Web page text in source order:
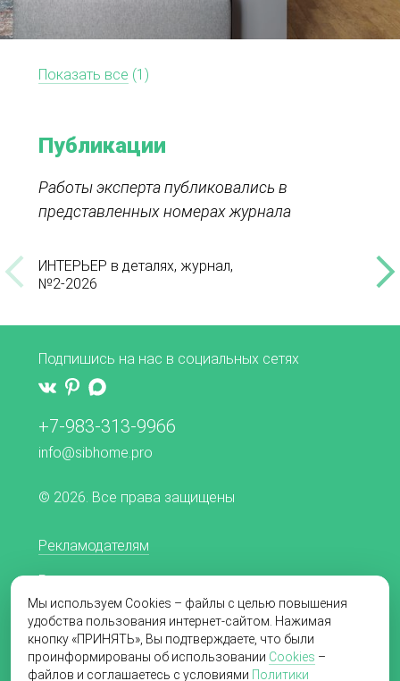
Показать все (1)
Публикации
Работы эксперта публиковались в
представленных номерах журнала
ИНТЕРЬЕР в деталях, журнал,
№2-2026
№5-
Подпишись на нас в социальных сетях
+7-983-313-9966
info@sibhome.pro
© 2026. Все права защищены
Рекламодателям
Редакционная политика
Согласие на обработку персональных данных
Пользовательское соглашение
Мы используем Cookies – файлы с целью повышения
удобства пользования интернет-сайтом. Нажимая
кнопку «ПРИНЯТЬ», Вы подтверждаете, что были
проинформированы об использовании Cookies –
файлов и соглашаетесь с условиями Политики